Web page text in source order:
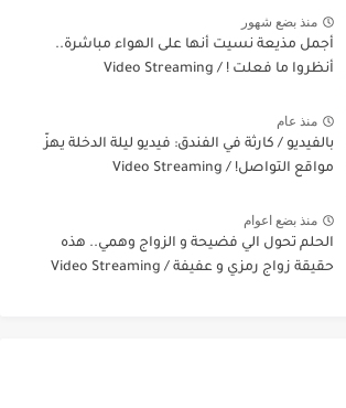
منذ بضع شهور
أجمل مذيعة نسيت أنها على الهواء مباشرة..
أنظروا ما فعلت ! / Video Streaming
منذ عام
بالفيديو / كارثة في الفندق: فيديو ليلة الدخلة يهزّ
مواقع التواصل! / Video Streaming
منذ بضع اعوام
الحلم تحول الي فضيحة و الزواج وهمي.. هذه
حقيقة زواج رمزي و عفيفة / Video Streaming